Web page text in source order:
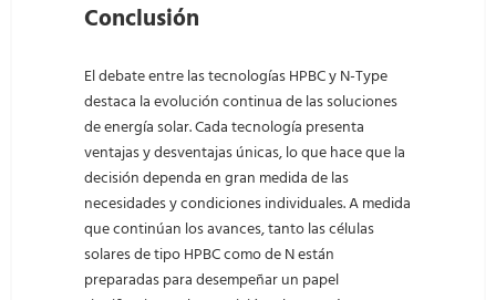
Conclusión
El debate entre las tecnologías HPBC y N-Type
destaca la evolución continua de las soluciones
de energía solar. Cada tecnología presenta
ventajas y desventajas únicas, lo que hace que la
decisión dependa en gran medida de las
necesidades y condiciones individuales. A medida
que continúan los avances, tanto las células
solares de tipo HPBC como de N están
preparadas para desempeñar un papel